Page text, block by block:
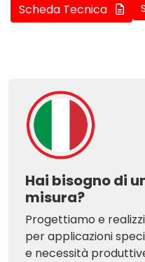
Scheda Tecnica
Hai bisogno di
misura?
Progettiamo e
per applicazioni
e necessità